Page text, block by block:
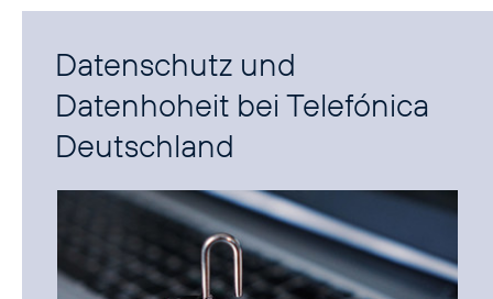
Datenschutz und
Datenhoheit bei Telefónica
Deutschland